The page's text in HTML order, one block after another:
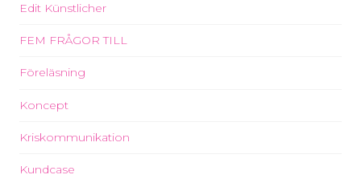
Edit Künstlicher
FEM FRÅGOR TILL
Föreläsning
Koncept
Kriskommunikation
Kundcase